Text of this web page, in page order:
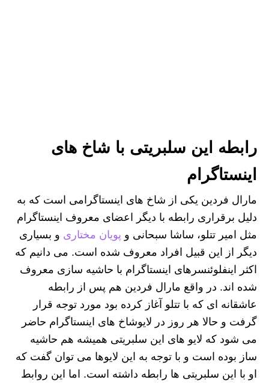
رابطه این سلبریتی با شاخ های
اینستاگرام
مارال فردین یکی از شاخ های اینستاگرامی است که به
دلیل برقراری رابطه با دیگر اعضای معروف اینستاگرام
مثل امیر تتلو، ساشا سبحانی و پویان مختاری و بسیاری
دیگر از این قبیل افراد معروف شده است. می دانیم که
اکثر اینفلوئنسرهای اینستاگرام با حاشیه‌ سازی معروف
شده اند. در واقع مارال فردین هم پس از رابطه
عاشقانه ای که با تتلو آغاز کرده بود مورد توجه قرار
گرفت و حالا هر روز در لایوشاخ های اینستاگرام حاضر
می شود که لایو های این سلبریتی همیشه هم حاشیه
ساز بوده است و با توجه به این لایوها می توان گفت که
او با این سلبریتی ها رابطه داشته است. اما این روابط